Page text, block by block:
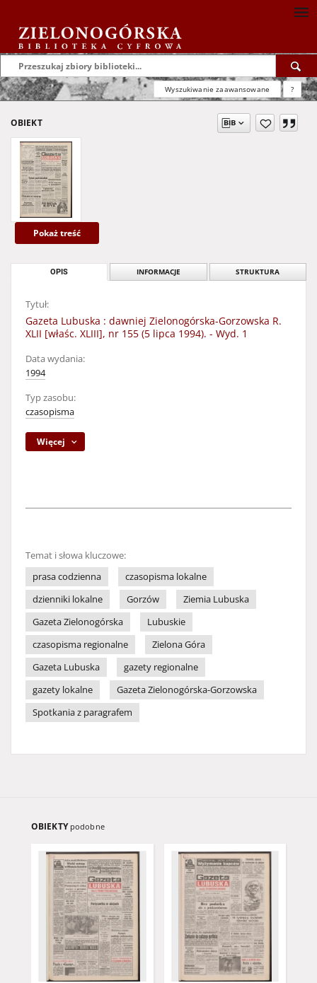
Wyszukiwanie zaawansowane ?
OBIEKT
Pokaż treść
OPIS INFORMACJE STRUKTURA
Tytuł:
Gazeta Lubuska : dawniej Zielonogórska-Gorzowska R.
XLII [właśc. XLIII], nr 155 (5 lipca 1994). - Wyd. 1
Data wydania:
1994
Typ zasobu:
czasopisma
Więcej
Temat i słowa kluczowe:
prasa codzienna
czasopisma lokalne
dzienniki lokalne
Gorzów
Ziemia Lubuska
Gazeta Zielonogórska
Lubuskie
czasopisma regionalne
Zielona Góra
Gazeta Lubuska
gazety regionalne
gazety lokalne
Gazeta Zielonogórska-Gorzowska
Spotkania z paragrafem
OBIEKTY podobne